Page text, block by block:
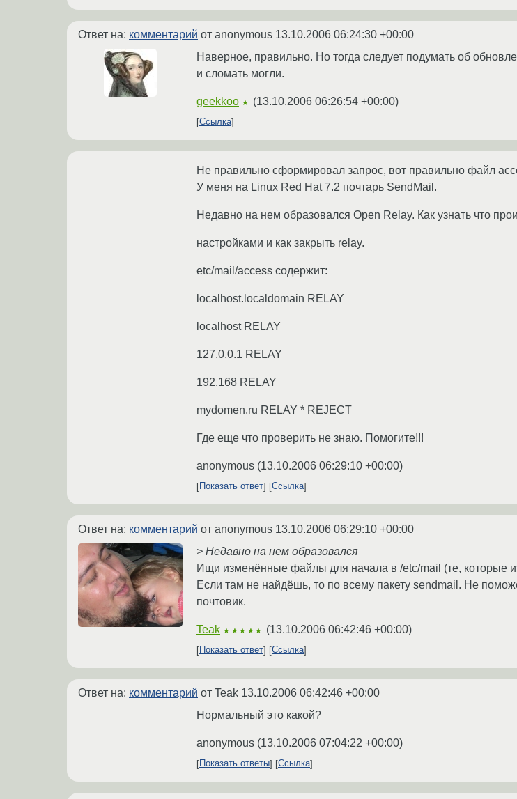
Ответ на: комментарий от anonymous 13.10.2006 06:24:30 +00:00
Наверное, правильно. Но тогда следует подумать об
и сломать могли.
geekkoo ★ (13.10.2006 06:26:54 +00:00)
Ссылка
Не правильно сформировал запрос, вот правильно файл
У меня на Linux Red Hat 7.2 почтарь SendMail.
Недавно на нем образовался Open Relay. Как узнать что
настройками и как закрыть relay.
etc/mail/access содержит:
localhost.localdomain RELAY
localhost RELAY
127.0.0.1 RELAY
192.168 RELAY
mydomen.ru RELAY * REJECT
Где еще что проверить не знаю. Помогите!!!
anonymous (13.10.2006 06:29:10 +00:00)
Показать ответ Ссылка
Ответ на: комментарий от anonymous 13.10.2006 06:29:10 +00:00
> Недавно на нем образовался
Ищи изменённые файлы для начала в /etc/mail (те, которые
Если там не найдёшь, то по всему пакету sendmail. Не
почтовик.
Teak ★★★★★ (13.10.2006 06:42:46 +00:00)
Показать ответ Ссылка
Ответ на: комментарий от Teak 13.10.2006 06:42:46 +00:00
Нормальный это какой?
anonymous (13.10.2006 07:04:22 +00:00)
Показать ответы Ссылка